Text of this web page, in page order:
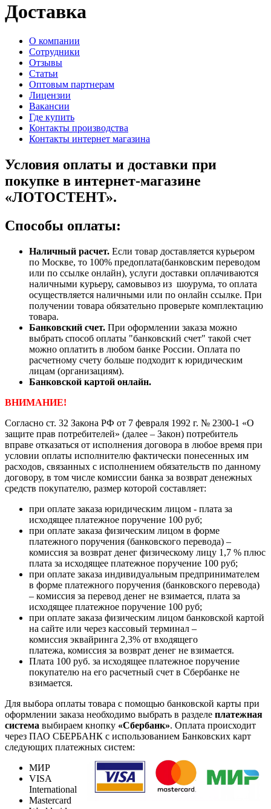
Доставка
O компании
Сотрудники
Отзывы
Статьи
Оптовым партнерам
Лицензии
Вакансии
Где купить
Контакты производства
Контакты интернет магазина
Условия оплаты и доставки при
покупке в интернет-магазине
«ЛОТОСТЕНТ».
Способы оплаты:
Наличный расчет. Если товар доставляется курьером
по Москве, то 100% предоплата(банковским переводом
или по ссылке онлайн), услуги доставки оплачиваются
наличными курьеру, самовывоз из шоурума, то оплата
осуществляется наличными или по онлайн ссылке. При
получении товара обязательно проверьте комплектацию
товара.
Банковский счет. При оформлении заказа можно
выбрать способ оплаты "банковский счет" такой счет
можно оплатить в любом банке России. Оплата по
расчетному счету больше подходит к юридическим
лицам (организациям).
Банковской картой онлайн.
ВНИМАНИЕ!
Согласно ст. 32 Закона РФ от 7 февраля 1992 г. № 2300-1 «О
защите прав потребителей» (далее – Закон) потребитель
вправе отказаться от исполнения договора в любое время при
условии оплаты исполнителю фактически понесенных им
расходов, связанных с исполнением обязательств по данному
договору, в том числе комиссии банка за возврат денежных
средств покупателю, размер которой составляет:
при оплате заказа юридическим лицом - плата за
исходящее платежное поручение 100 руб;
при оплате заказа физическим лицом в форме
платежного поручения (банковского перевода) –
комиссия за возврат денег физическому лицу 1,7 % плюс
плата за исходящее платежное поручение 100 руб;
при оплате заказа индивидуальным предпринимателем
в форме платежного поручения (банковского перевода)
– комиссия за перевод денег не взимается, плата за
исходящее платежное поручение 100 руб;
при оплате заказа физическим лицом банковской картой
на сайте или через кассовый терминал –
комиссия эквайринга 2,3% от входящего
платежа, комиссия за возврат денег не взимается.
Плата 100 руб. за исходящее платежное поручение
покупателю на его расчетный счет в Сбербанке не
взимается.
Для выбора оплаты товара с помощью банковской карты при
оформлении заказа необходимо выбрать в разделе платежная
система выбираем кнопку «Сбербанк». Оплата происходит
через ПАО СБЕРБАНК с использованием Банковских карт
следующих платежных систем:
МИР
VISA
International
Mastercard